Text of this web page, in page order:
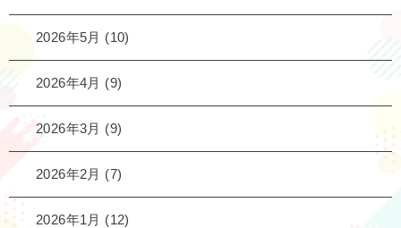
2026年5月 (10)
2026年4月 (9)
2026年3月 (9)
2026年2月 (7)
2026年1月 (12)